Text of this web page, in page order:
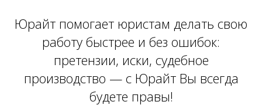
Юрайт помогает юристам делать свою
работу быстрее и без ошибок:
претензии, иски, судебное
производство — с Юрайт Вы всегда
будете правы!